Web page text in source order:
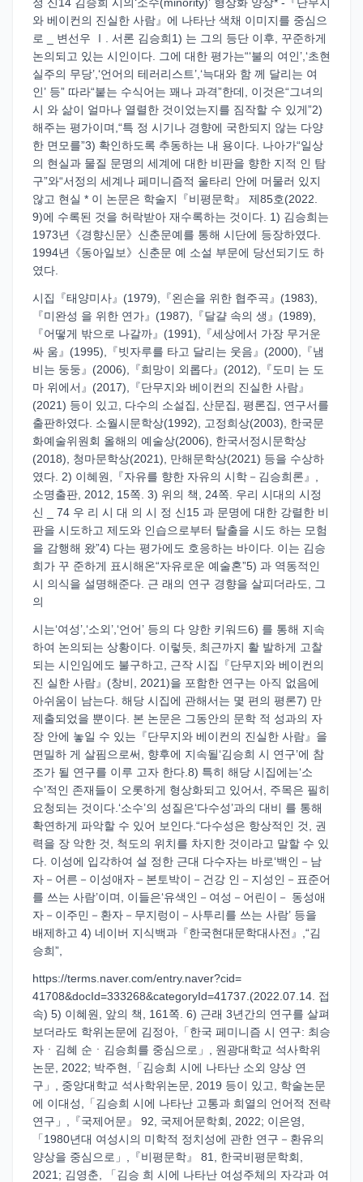
와 베이컨의 진실한 사람』에 나타난 색채 이미지를 중심으
로 _ 변선우 Ⅰ. 서론 김승희1) 는 그의 등단 이후, 꾸준하게
논의되고 있는 시인이다. 그에 대한 평가는“‘불의 여인’,‘초현
실주의 무당’,‘언어의 테러리스트’,‘늑대와 함 께 달리는 여
인’ 등” 따라“붙는 수식어는 꽤나 과격”한데, 이것은“그녀의
시 와 삶이 얼마나 열렬한 것이었는지를 짐작할 수 있게”2)
해주는 평가이며,“특 정 시기나 경향에 국한되지 않는 다양
한 면모를”3) 확인하도록 추동하는 내 용이다. 나아가“일상
의 현실과 물질 문명의 세계에 대한 비판을 향한 지적 인 탐
구”와“서정의 세계나 페미니즘적 울타리 안에 머물러 있지
않고 현실 * 이 논문은 학술지『비평문학』 제85호(2022.
9)에 수록된 것을 허락받아 재수록하는 것이다. 1) 김승희는
1973년《경향신문》신춘문예를 통해 시단에 등장하였다.
1994년《동아일보》신춘문 예 소설 부문에 당선되기도 하
였다.
시집『태양미사』(1979),『왼손을 위한 협주곡』(1983),
『미완성 을 위한 연가』(1987),『달걀 속의 생』(1989),
『어떻게 밖으로 나갈까』(1991),『세상에서 가장 무거운
싸 움』(1995),『빗자루를 타고 달리는 웃음』(2000),『냄
비는 둥둥』(2006),『희망이 외롭다』(2012),『도미 는 도
마 위에서』(2017),『단무지와 베이컨의 진실한 사람』
(2021) 등이 있고, 다수의 소설집, 산문집, 평론집, 연구서를
출판하였다. 소월시문학상(1992), 고정희상(2003), 한국문
화예술위원회 올해의 예술상(2006), 한국서정시문학상
(2018), 청마문학상(2021), 만해문학상(2021) 등을 수상하
였다. 2) 이혜원,『자유를 향한 자유의 시학－김승희론』,
소명출판, 2012, 15쪽. 3) 위의 책, 24쪽. 우리 시대의 시정
신 _ 74 우 리 시 대 의 시 정 신15 과 문명에 대한 강렬한 비
판을 시도하고 제도와 인습으로부터 탈출을 시도 하는 모험
을 감행해 왔”4) 다는 평가에도 호응하는 바이다. 이는 김승
희가 꾸 준하게 표시해온“자유로운 예술혼”5) 과 역동적인
시 의식을 설명해준다. 근 래의 연구 경향을 살피더라도, 그
의
시는‘여성’,‘소외’,‘언어’ 등의 다 양한 키워드6) 를 통해 지속
하여 논의되는 상황이다. 이렇듯, 최근까지 활 발하게 고찰
되는 시인임에도 불구하고, 근작 시집『단무지와 베이컨의
진 실한 사람』(창비, 2021)을 포함한 연구는 아직 없음에
아쉬움이 남는다. 해당 시집에 관해서는 몇 편의 평론7) 만
제출되었을 뿐이다. 본 논문은 그동안의 문학 적 성과의 자
장 안에 놓일 수 있는『단무지와 베이컨의 진실한 사람』을
면밀하 게 살핌으로써, 향후에 지속될‘김승희 시 연구’에 참
조가 될 연구를 이루 고자 한다.8) 특히 해당 시집에는‘소
수’적인 존재들이 오롯하게 형상화되고 있어서, 주목은 필히
요청되는 것이다.‘소수’의 성질은‘다수성’과의 대비 를 통해
확연하게 파악할 수 있어 보인다.“다수성은 항상적인 것, 권
력을 장 악한 것, 척도의 위치를 차지한 것이라고 말할 수 있
다. 이성에 입각하여 설 정한 근대 다수자는 바로‘백인－남
자－어른－이성애자－본토박이－건강 인－지성인－표준어
를 쓰는 사람’이며, 이들은‘유색인－여성－어린이－ 동성애
자－이주민－환자－무지렁이－사투리를 쓰는 사람’ 등을
배제하고 4) 네이버 지식백과『한국현대문학대사전』,“김
승희”,
https://terms.naver.com/entry.naver?cid=
41708&docId=333268&categoryId=41737.(2022.07.14. 접
속) 5) 이혜원, 앞의 책, 161쪽. 6) 근래 3년간의 연구를 살펴
보더라도 학위논문에 김정아,「한국 페미니즘 시 연구: 최승
자ㆍ김혜 순ㆍ김승희를 중심으로」, 원광대학교 석사학위
논문, 2022; 박주현,「김승희 시에 나타난 소외 양상 연
구」, 중앙대학교 석사학위논문, 2019 등이 있고, 학술논문
에 이대성,「김승희 시에 나타난 고통과 희열의 언어적 전략
연구」,『국제어문』 92, 국제어문학회, 2022; 이은영,
「1980년대 여성시의 미학적 정치성에 관한 연구－환유의
양상을 중심으로」,『비평문학』 81, 한국비평문학회,
2021; 김영춘, 「김승 희 시에 나타난 여성주체의 자각과 여